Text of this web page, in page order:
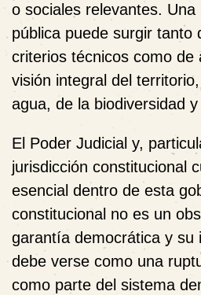
o sociales relevantes. Una
pública puede surgir tanto
criterios técnicos como de
visión integral del
agua, de la biodiversidad
El Poder Judicial y,
jurisdicción constitucional
esencial dentro de esta
constitucional no es un
garantía democrática y su
debe verse como una
como parte del sistema